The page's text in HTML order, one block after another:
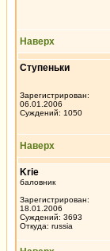
Наверх
Ступеньки
Зарегистрирован:
06.01.2006
Суждений: 1050
Наверх
Krie
баловник
Зарегистрирован:
18.01.2006
Суждений: 3693
Откуда: russia